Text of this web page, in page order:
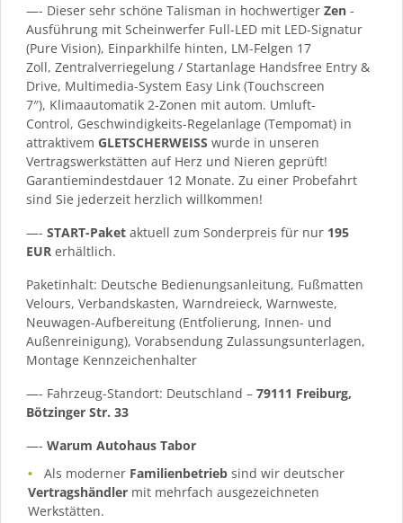
—- Dieser sehr schöne Talisman in hochwertiger Zen -
Ausführung mit Scheinwerfer Full-LED mit LED-Signatur
(Pure Vision), Einparkhilfe hinten, LM-Felgen 17
Zoll, Zentralverriegelung / Startanlage Handsfree Entry &
Drive, Multimedia-System Easy Link (Touchscreen
7″), Klimaautomatik 2-Zonen mit autom. Umluft-
Control, Geschwindigkeits-Regelanlage (Tempomat) in
attraktivem GLETSCHERWEISS wurde in unseren
Vertragswerkstätten auf Herz und Nieren geprüft!
Garantiemindestdauer 12 Monate. Zu einer Probefahrt
sind Sie jederzeit herzlich willkommen!
—- START-Paket aktuell zum Sonderpreis für nur 195
EUR erhältlich.
Paketinhalt: Deutsche Bedienungsanleitung, Fußmatten
Velours, Verbandskasten, Warndreieck, Warnweste,
Neuwagen-Aufbereitung (Entfolierung, Innen- und
Außenreinigung), Vorabsendung Zulassungsunterlagen,
Montage Kennzeichenhalter
—- Fahrzeug-Standort: Deutschland – 79111 Freiburg,
Bötzinger Str. 33
—- Warum Autohaus Tabor
Als moderner Familienbetrieb sind wir deutscher
Vertragshändler mit mehrfach ausgezeichneten
Werkstätten.